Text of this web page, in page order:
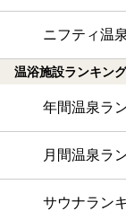
ニフティ温
温浴施設ランキング
年間温泉ラ
月間温泉ラ
サウナラン